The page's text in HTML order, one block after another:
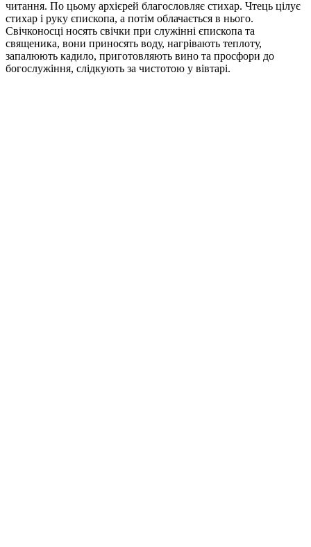
читання. По цьому архієрей благословляє стихар. Чтець цілує
стихар і руку єпископа, а потім облачається в нього.
Свічконосці носять свічки при служінні єпископа та
священика, вони приносять воду, нагрівають теплоту,
запалюють кадило, приготовляють вино та просфори до
богослужіння, слідкують за чистотою у вівтарі.